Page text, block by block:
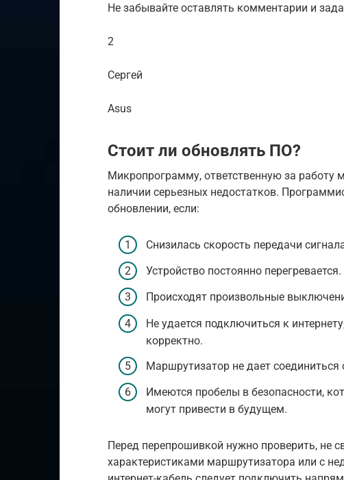
Не забывайте оставлять комментарии и
2
Сергей
Asus
Стоит ли обновлять ПО?
Микропрограмму, ответственную за работу
наличии серьезных недостатков.
обновлении, если:
Снизилась скорость передачи
Устройство постоянно перегревается.
Происходят произвольные
Не удается подключиться к
корректно.
Маршрутизатор не дает
Имеются пробелы в безопасности,
могут привести в будущем.
Перед перепрошивкой нужно проверить, не
характеристиками маршрутизатора или с